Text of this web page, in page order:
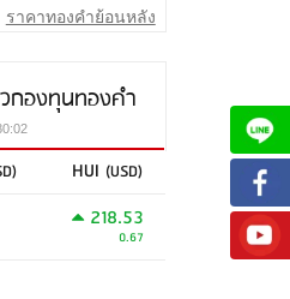
ราคาทองคำย้อนหลัง
กองทุนทองคำ
HUI (USD)
218.53
0.67